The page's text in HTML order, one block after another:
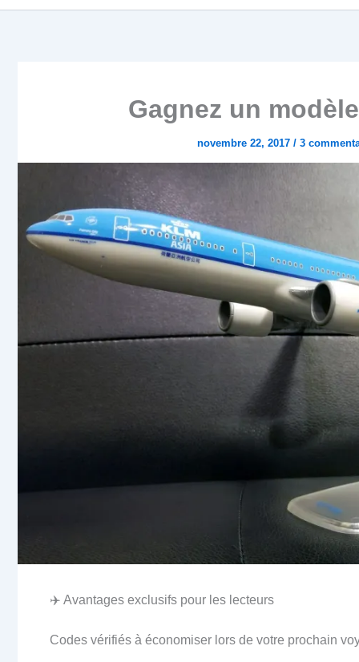
Gagnez un
novembre 22, 2017 / 3
✈️ Avantages exclusifs pour les lecteurs
Codes vérifiés à économiser lors de votre prochain